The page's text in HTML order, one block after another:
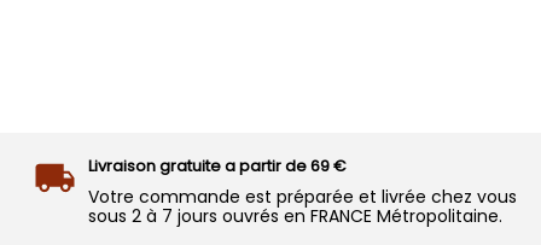
Livraison gratuite a partir de 69 €
Votre commande est préparée et livrée chez vous
sous 2 à 7 jours ouvrés en FRANCE Métropolitaine.